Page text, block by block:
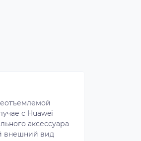
с Huawei
аксессуара
внешний вид